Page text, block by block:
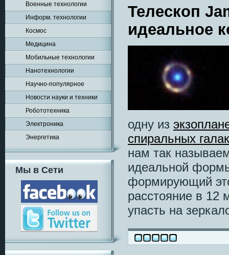
Военные технологии
Информ. технологии
Космос
Медицина
Мобильные технологии
Нанотехнологии
Научно-популярное
Новости науки и техники
Робототехника
Электроника
Энергетика
Мы в Сети
Телескоп
идеальное
одну из
спиральных
нам так
идеальной
формирующий
расстояние в 12
упасть на